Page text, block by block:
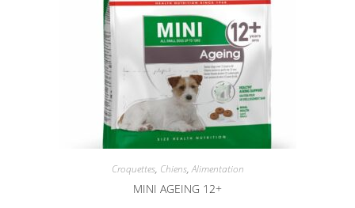
Croquettes, Chiens,Alimentation
MINI AGEING 12+